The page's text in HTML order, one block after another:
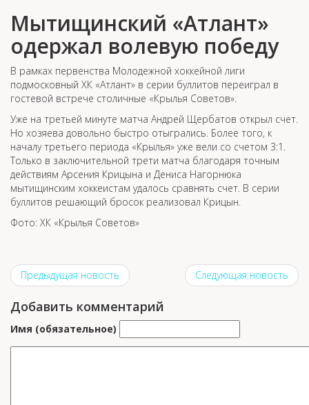
Мытищинский «Атлант»
одержал волевую победу
В рамках первенства Молодежной хоккейной лиги
подмосковный ХК «Атлант» в серии буллитов переиграл в
гостевой встрече столичные «Крылья Советов».
Уже на третьей минуте матча Андрей Щербатов открыл счет.
Но хозяева довольно быстро отыгрались. Более того, к
началу третьего периода «Крылья» уже вели со счетом 3:1.
Только в заключительной трети матча благодаря точным
действиям Арсения Крицына и Дениса Нагорнюка
мытищинским хоккеистам удалось сравнять счет. В серии
буллитов решающий бросок реализовал Крицын.
Фото: ХК «Крылья Советов»
Предыдущая новость Следующая новость
Добавить комментарий
Имя (обязательное)